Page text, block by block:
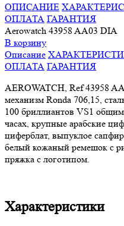
ОПИСАНИЕ
ОПЛАТА ГАРАНТИЯ
Aerowatch 43958 AA03 DIA
В корзину
Описание
ОПЛАТА ГАРАНТИЯ
AEROWATCH, Ref 43958
механизм Ronda 706,15,
100 бриллиантов VS1
часах, крупные арабские
циферблат, выпуклое
белый кожаный ремешок с
пряжка с логотипом.
Характеристики